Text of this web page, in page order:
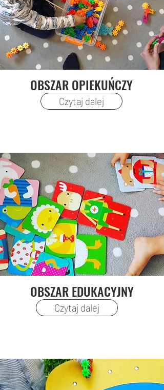
OBSZAR OPIEKUŃCZY
Czytaj dalej
OBSZAR EDUKACYJNY
Czytaj dalej